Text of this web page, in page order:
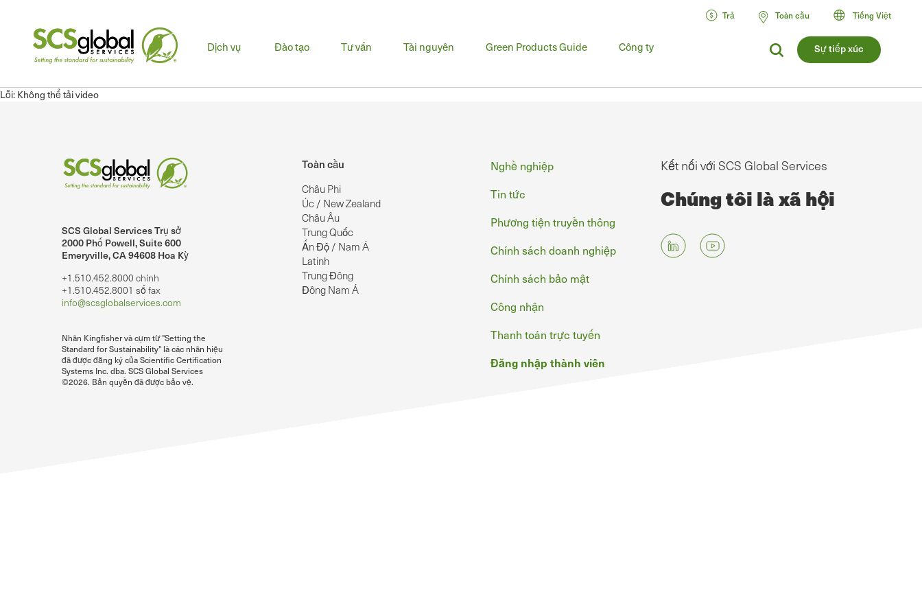
Sự tiếp xúc
Dịch vụ
Menu
Đào tạo Tư vấn Tài nguyên Green Products Guide Công ty
Trả Toàn cầu Tiếng Việt
Lỗi: Không thể tải video
SCS Global Services Trụ sở
2000 Phố Powell, Suite 600
Emeryville, CA 94608 Hoa Kỳ
+1.510.452.8000 chính
+1.510.452.8001 số fax
info@scsglobalservices.com
Nhãn Kingfisher và cụm từ "Setting the
Standard for Sustainability" là các nhãn hiệu
đã được đăng ký của Scientific Certification
Systems Inc. dba. SCS Global Services
©2026. Bản quyền đã được bảo vệ.
Toàn cầu
Châu Phi
Úc / New Zealand
Châu Âu
Trung Quốc
Ấn Độ / Nam Á
Latinh
Trung Đông
Đông Nam Á
Chân
Nghề nghiệp
Tin tức
Phương tiện truyền thông
Chính sách doanh nghiệp
Chính sách bảo mật
Công nhận
Thanh toán trực tuyến
Đăng nhập thành viên
Kết nối với SCS Global Services
Chúng tôi là xã hội
trên LinkedIn.
SCS Global Services trên YouTube